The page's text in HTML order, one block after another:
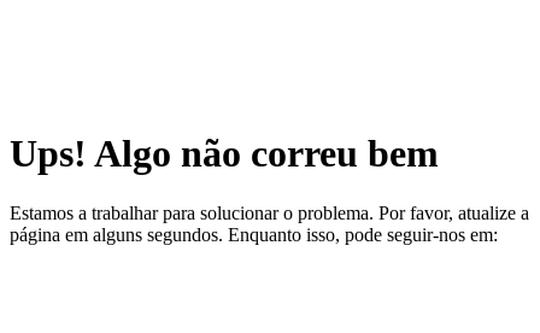
Ups! Algo não correu bem
Estamos a trabalhar para solucionar o problema. Por favor, atualize a
página em alguns segundos. Enquanto isso, pode seguir-nos em: